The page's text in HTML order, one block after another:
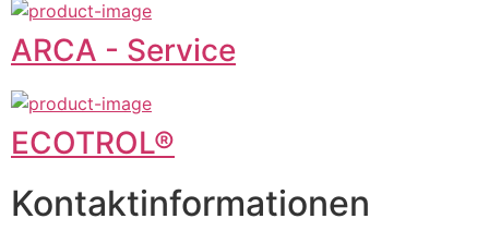
ARCA - Service
ECOTROL®
Kontaktinformationen